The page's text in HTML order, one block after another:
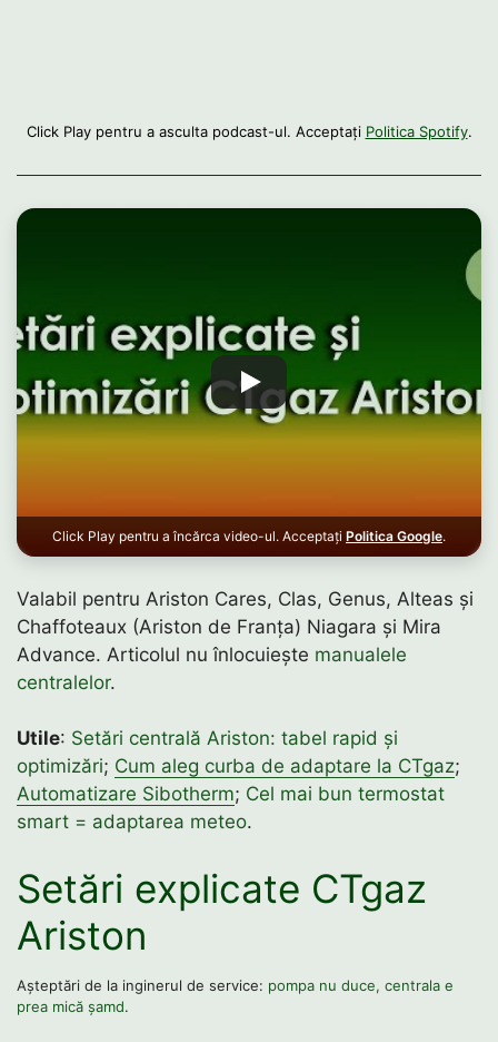
Click Play pentru a asculta podcast-ul. Acceptați Politica Spotify.
Click Play pentru a încărca video-ul. Acceptați Politica Google.
Valabil pentru Ariston Cares, Clas, Genus, Alteas și
Chaffoteaux (Ariston de Franța) Niagara și Mira
Advance. Articolul nu înlocuiește manualele
centralelor.
Utile: Setări centrală Ariston: tabel rapid și
optimizări; Cum aleg curba de adaptare la CTgaz;
Automatizare Sibotherm; Cel mai bun termostat
smart = adaptarea meteo.
Setări explicate CTgaz
Ariston
Așteptări de la inginerul de service: pompa nu duce, centrala e
prea mică șamd.